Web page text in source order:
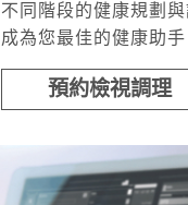
不同階段的健康規劃
成為您最佳的健康助手
預約檢視調理